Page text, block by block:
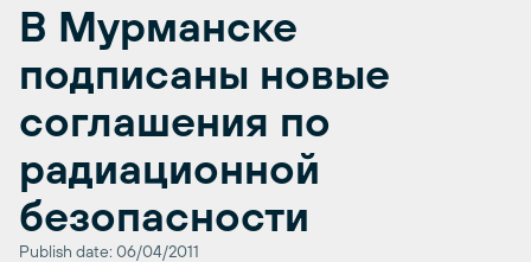
В Мурманске
подписаны новые
соглашения по
радиационной
безопасности
Publish date: 06/04/2011